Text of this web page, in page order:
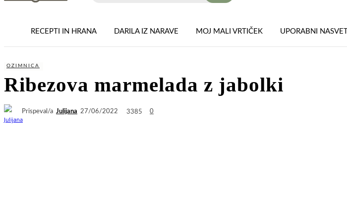
RECEPTI IN HRANA DARILA IZ NARAVE MOJ MALI VRTIČEK UPORABNI NASVETI
OZIMNICA
Ribezova marmelada z jabolki
Prispeval/a Julijana 27/06/2022 3385 0